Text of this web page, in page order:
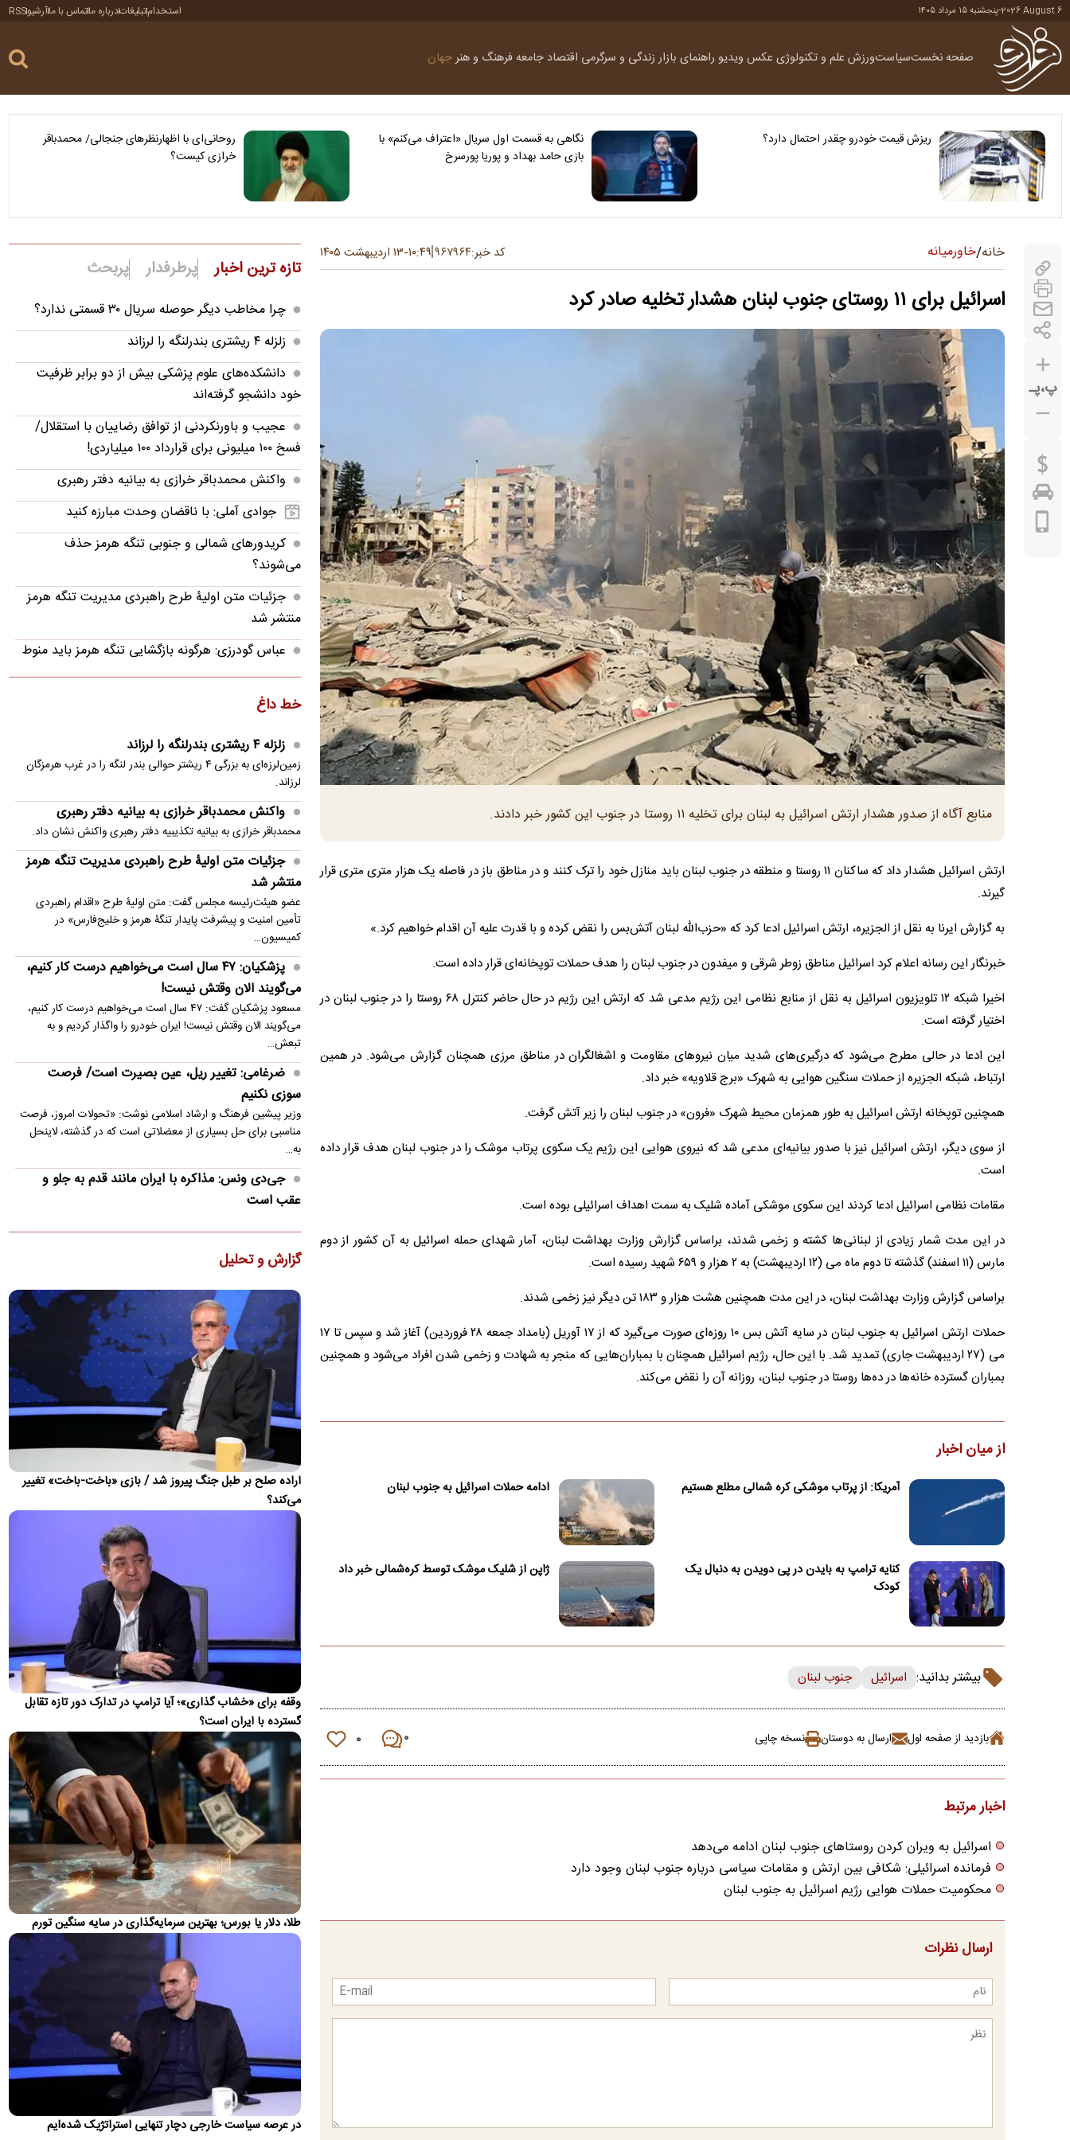
2026 August 6
-پنجشنبه ۱۵ مرداد ۱۴۰۵ استخدامتبلیغاتدرباره ماتماس با ماآرشیوRSS
صفحه نخستسیاستورزش علم و تکنولوژی عکس ویدیو راهنمای بازارزندگی و سرگرمی اقتصاد جامعهفرهنگ و هنرجهان
ریزش قیمت خودرو چقدر احتمال دارد؟
نگاهی به قسمت اول سریال «اعتراف می‌کنم» با
بازی حامد بهداد و پوریا پورسرخ
روحانی‌ای با اظهارنظرهای جنجالی/ محمدباقر
خرازی کیست؟
پ،پـ
خانه/خاورمیانه کد خبر:۹۶۷۹۶۴ ۱۰:۴۹-۱۳ اردیبهشت ۱۴۰۵
اسرائیل برای ۱۱ روستای جنوب لبنان هشدار تخلیه صادر کرد
منابع آگاه از صدور هشدار ارتش اسرائیل به لبنان برای تخلیه ۱۱ روستا در جنوب این کشور خبر دادند.
ارتش اسرائیل هشدار داد که ساکنان ۱۱ روستا و منطقه در جنوب لبنان باید منازل خود را ترک کنند و در مناطق باز در فاصله یک هزار متری متری قرار
گیرند.
به گزارش ایرنا به نقل از الجزیره، ارتش اسرائیل ادعا کرد که «حزب‌الله لبنان آتش‌بس را نقض کرده و با قدرت علیه آن اقدام خواهیم کرد.»
خبرنگار این رسانه اعلام کرد اسرائیل مناطق زوطر شرقی و میفدون در جنوب لبنان را هدف حملات توپخانه‌ای قرار داده است.
اخیرا شبکه ۱۲ تلویزیون اسرائیل به نقل از منابع نظامی این رژیم مدعی شد که ارتش این رژیم در حال حاضر کنترل ۶۸ روستا را در جنوب لبنان در
اختیار گرفته است.
این ادعا در حالی مطرح می‌شود که درگیری‌های شدید میان نیروهای مقاومت و اشغالگران در مناطق مرزی همچنان گزارش می‌شود. در همین
ارتباط، شبکه الجزیره از حملات سنگین هوایی به شهرک «برج قلاویه» خبر داد.
همچنین توپخانه ارتش اسرائیل به طور همزمان محیط شهرک «فرون» در جنوب لبنان را زیر آتش گرفت.
از سوی دیگر، ارتش اسرائیل نیز با صدور بیانیه‌ای مدعی شد که نیروی هوایی این رژیم یک سکوی پرتاب موشک را در جنوب لبنان هدف قرار داده
است.
مقامات نظامی اسرائیل ادعا کردند این سکوی موشکی آماده شلیک به سمت اهداف اسرائیلی بوده است.
در این مدت شمار زیادی از لبنانی‌ها کشته و زخمی شدند، براساس گزارش وزارت بهداشت لبنان، آمار شهدای حمله اسرائیل به آن کشور از دوم
مارس (۱۱ اسفند) گذشته تا دوم ماه می (۱۲ اردیبهشت) به ۲ هزار و ۶۵۹ شهید رسیده است.
براساس گزارش وزارت بهداشت لبنان، در این مدت همچنین هشت هزار و ۱۸۳ تن دیگر نیز زخمی شدند.
حملات ارتش اسرائیل به جنوب لبنان در سایه آتش بس ۱۰ روزه‌ای صورت می‌گیرد که از ۱۷ آوریل (بامداد جمعه ۲۸ فروردین) آغاز شد و سپس تا ۱۷
می (۲۷ اردیبهشت جاری) تمدید شد. با این حال، رژیم اسرائیل همچنان با بمباران‌هایی که منجر به شهادت و زخمی شدن افراد می‌شود و همچنین
بمباران گسترده خانه‌ها در ده‌ها روستا در جنوب لبنان، روزانه آن را نقض می‌کند.
از میان اخبار
آمریکا: از پرتاب موشکی کره شمالی مطلع هستیم ادامه حملات اسرائیل به جنوب لبنان
کنایه ترامپ به بایدن در پی دویدن به دنبال یک
کودک
ژاپن از شلیک موشک توسط کره‌شمالی خبر داد
بیشتر بدانید: اسرائیل جنوب لبنان
بازدید از صفحه اول ارسال به دوستان نسخه چاپی ۰ ۰
اخبار مرتبط
اسرائیل به ویران کردن روستاهای جنوب لبنان ادامه می‌دهد
فرمانده اسرائیلی: شکافی بین ارتش و مقامات سیاسی درباره جنوب لبنان وجود دارد
محکومیت حملات هوایی رژیم اسرائیل به جنوب لبنان
ارسال نظرات
تازه ترین اخبار پرطرفدار پربحث
چرا مخاطب دیگر حوصله سریال ۳۰ قسمتی ندارد؟
زلزله ۴ ریشتری بندرلنگه را لرزاند
دانشکده‌های علوم پزشکی بیش از دو برابر ظرفیت
خود دانشجو گرفته‌اند
عجیب و باورنکردنی از توافق رضاییان با استقلال/
فسخ ۱۰۰ میلیونی برای قرارداد ۱۰۰ میلیاردی!
واکنش محمدباقر خرازی به بیانیه دفتر رهبری
جوادی آملی: با ناقضان وحدت مبارزه کنید
کریدورهای شمالی و جنوبی تنگه هرمز حذف
می‌شوند؟
جزئیات متن اولیۀ طرح راهبردی مدیریت تنگه هرمز
منتشر شد
عباس گودرزی: هرگونه بازگشایی تنگه هرمز باید منوط
به اجرای کامل تعهدات آمریکا باشد
رونمایی رئال مادرید از گران‌ترین خرید تاریخ خود
اختلال سامانه تأمین اجتماعی/ برخی نسخه‌های
بیماران آزاد محاسبه شد
می‌گویند الان وقتش نیست!
درخواست زیدآبادی برای برخورد قاطع با محمدباقر
خرازی
آمریکا: از پرتاب موشکی کره شمالی مطلع هستیم
ضرغامی: تغییر ریل، عین بصیرت است/ فرصت سوزی
نکنیم
خط داغ
زلزله ۴ ریشتری بندرلنگه را لرزاند
زمین‌لرزه‌ای به بزرگی ۴ ریشتر حوالی بندر لنگه را در غرب هرمزگان
لرزاند.
واکنش محمدباقر خرازی به بیانیه دفتر رهبری
محمدباقر خرازی به بیانیه تکذیبیه دفتر رهبری واکنش نشان داد.
جزئیات متن اولیۀ طرح راهبردی مدیریت تنگه هرمز
منتشر شد
عضو هیئت‌رئیسه مجلس گفت: متن اولیۀ طرح «اقدام راهبردی
تأمین امنیت و پیشرفت پایدار تنگۀ هرمز و خلیج‌فارس» در
کمیسیون…
پزشکیان: ۴۷ سال است می‌خواهیم درست کار کنیم،
می‌گویند الان وقتش نیست!
مسعود پزشکیان گفت: ۴۷ سال است می‌خواهیم درست کار کنیم،
می‌گویند الان وقتش نیست! ایران خودرو را واگذار کردیم و به
تبعش…
ضرغامی: تغییر ریل، عین بصیرت است/ فرصت
سوزی نکنیم
وزیر پیشین فرهنگ و ارشاد اسلامی نوشت: «تحولات امروز، فرصت
مناسبی برای حل بسیاری از معضلاتی‌ است که در گذشته، لاینحل
به…
جی‌دی ونس: مذاکره با ایران مانند قدم به جلو و
عقب است
دشواری هستند و یک سیستم چندپاره دارند؛ افرادی در سیستم…
حمایت ترامپ از جی دی ونس برای انتخابات ۲۰۲۸
طبق گزارش‌ها، یکی از مشاوران گفته است که رئیس جمهور به طور
خصوصی تصمیم گرفته است که ونس پس از او رهبری حزب
جمهوری خواه…
یوسف پزشکیان: اگر دولت شکست بخورد، ایران
شکست می‌خورد
مشاور رسانه‌ای رئیس جمهور گفت: اینکه آقای رئیس جمهور می‌گوید
اگر کسی می‌تواند تورم را کنترل کند، به میدان بیاید،…
تغییر مهم در کالابرگ؛ زمانبندی‌ شارژ اعتبار عوض شد
زمان واریز اعتبار کالابرگ برای سرپرستان خانوار با رقم آخر کدملی
چهار به بعد تغییر کرد
اولین واکنش رسمی به ماجرای اعمال ضریب ۲.۷
برای اینترنت بین‌الملل
سازمان تنظیم مقررات و ارتباطات رادیویی با رد ادعای اعمال ضریب
روایت رویترز از اختلاف ایران و عمان بر سر عوارض
عبور از تنگه هرمز
یک رسانه آمریکایی مدعی شد که ایران و عمان در مذاکرات برای
بازگشایی مسیر کشتیرانی در تنگه هرمز، بر سر میزان عوارض عبور…
پیش‌بینی جدید از قیمت طلا؛ هر اونس به ۴۷۰۰ دلار
می‌رسد؟
دویچه‌بانک معتقد است روند صعودی بازار جهانی طلا هنوز به پایان
نرسیده و قیمت هر اونس این فلز گران‌بها می‌تواند تا پایان…
تصاویر؛ حراج ۸۸ اثر فاخر از عهد تیموریان تا دوره
معاصر
نمایشگاه دومین رویداد حراج آثار فاخر هنر کلاسیک و سنتی
«رخ‌ست»اصفهان، روز چهارشنبه (۱۴ مرداد ۱۴۰۵) در تالار هنر هتل…
بیانیه خانواده علی لاریجانی
خانواده شهید لاریجانی در واکنش به اظهارات اخیر یک نماینده
مجلس درباره چگونگی شهادت وی، با صدور بیانیه‌ای خواستار
پرهیز…
جزئیات توقیف اموال و وضعیت پرونده قضایی
دادستان تهران گفت: تاکنون برای مدیران شرکت‌های تراستی ۵۹
پرونده تشکیل شده که در ۴۳ پرونده، قرار جلب دادرسی صادر شده
آموزش سربازان کره شمالی توسط ارتش روسیه
تصاویری در شبکه‌های اجتماعی منتشر شده که گفته می‌شود مربوط
به آموزش نیروهای جدید ارتش کره شمالی توسط روس‌ها برای
حضور…
چین، نفت روسیه را جایگزین نفت عربستان کرد
گزارش و تحلیل
اراده صلح بر طبل جنگ پیروز شد / بازی «باخت-باخت» تغییر
می‌کند؟
وقفه برای «خشاب گذاری»؛ آیا ترامپ در تدارک دور تازه تقابل
گسترده با ایران است؟
طلا، دلار یا بورس؛ بهترین سرمایه‌گذاری در سایه سنگین تورم
در عرصه سیاست خارجی دچار تنهایی استراتژیک شده‌ایم